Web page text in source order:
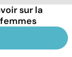
sur la